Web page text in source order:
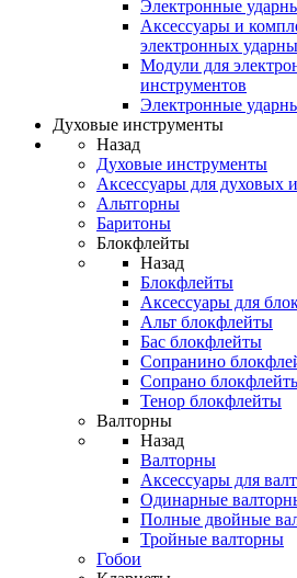
Электронные
Аксессуары и
электронных
Модули для
инструментов
Электронные
Духовые инструменты
Назад
Духовые инструменты
Аксессуары для духовых
Альтгорны
Баритоны
Блокфлейты
Назад
Блокфлейты
Аксессуары для
Альт блокфлейты
Бас блокфлейты
Сопранино
Сопрано
Тенор блокфлейты
Валторны
Назад
Валторны
Аксессуары для
Одинарные
Полные двойные
Тройные валторны
Гобои